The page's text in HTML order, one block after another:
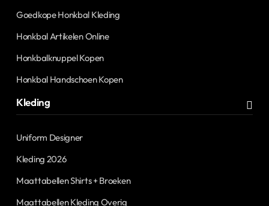
Goedkope Honkbal Kleding
Honkbal Artikelen Online
Honkbalknuppel Kopen
Honkbal Handschoen Kopen
Kleding
Uniform Designer
Kleding 2026
Maattabellen Shirts + Broeken
Maattabellen Kleding Overig